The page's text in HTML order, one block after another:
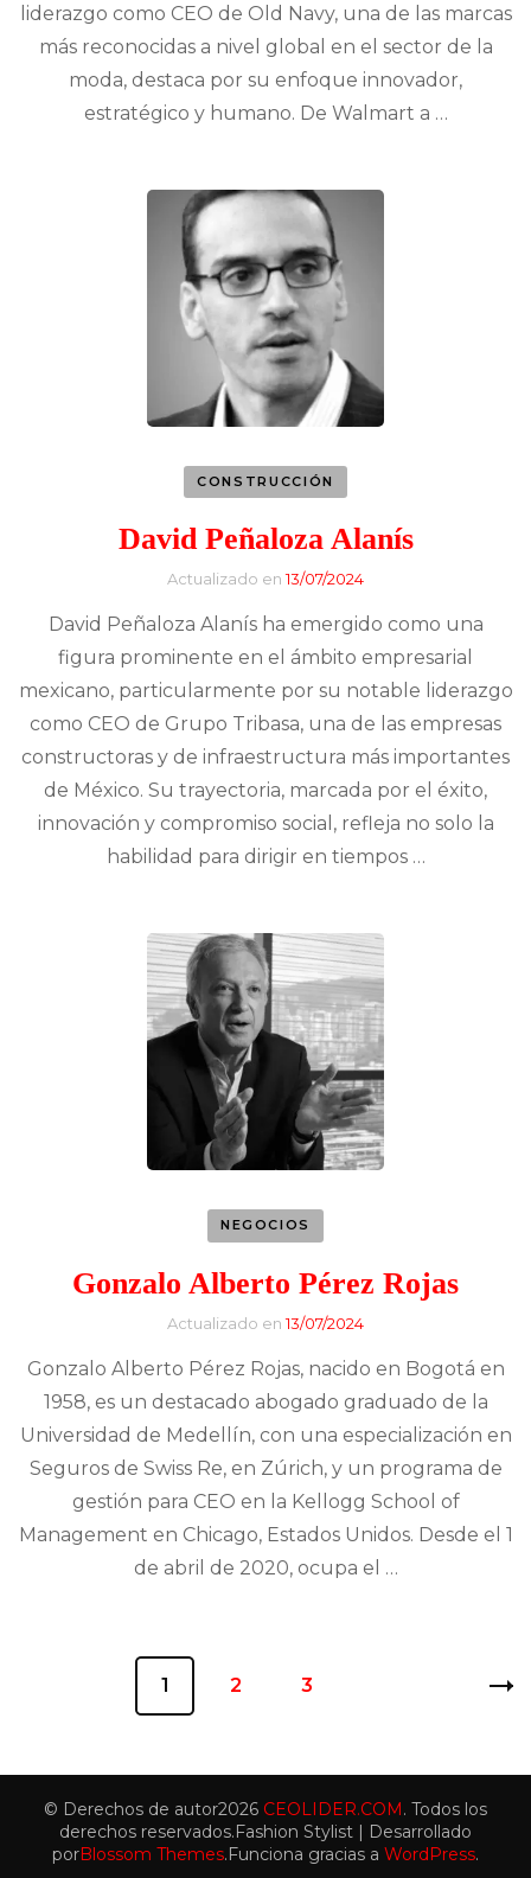
liderazgo como CEO de Old Navy, una de las marcas
más reconocidas a nivel global en el sector de la
moda, destaca por su enfoque innovador,
estratégico y humano. De Walmart a …
CONSTRUCCIÓN
David Peñaloza Alanís
Actualizado en13/07/2024
David Peñaloza Alanís ha emergido como una
figura prominente en el ámbito empresarial
mexicano, particularmente por su notable liderazgo
como CEO de Grupo Tribasa, una de las empresas
constructoras y de infraestructura más importantes
de México. Su trayectoria, marcada por el éxito,
innovación y compromiso social, refleja no solo la
habilidad para dirigir en tiempos …
NEGOCIOS
Gonzalo Alberto Pérez Rojas
Actualizado en13/07/2024
Gonzalo Alberto Pérez Rojas, nacido en Bogotá en
1958, es un destacado abogado graduado de la
Universidad de Medellín, con una especialización en
Seguros de Swiss Re, en Zúrich, y un programa de
gestión para CEO en la Kellogg School of
Management en Chicago, Estados Unidos. Desde el 1
de abril de 2020, ocupa el …
Página
1 Página
2 Página
3
© Derechos de autor2026 CEOLIDER.COM. Todos los
derechos reservados.Fashion Stylist | Desarrollado
porBlossom Themes.Funciona gracias a WordPress.